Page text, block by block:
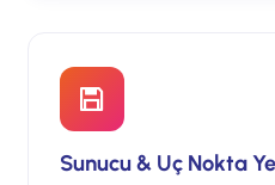
Sunucu & Uç Nokta